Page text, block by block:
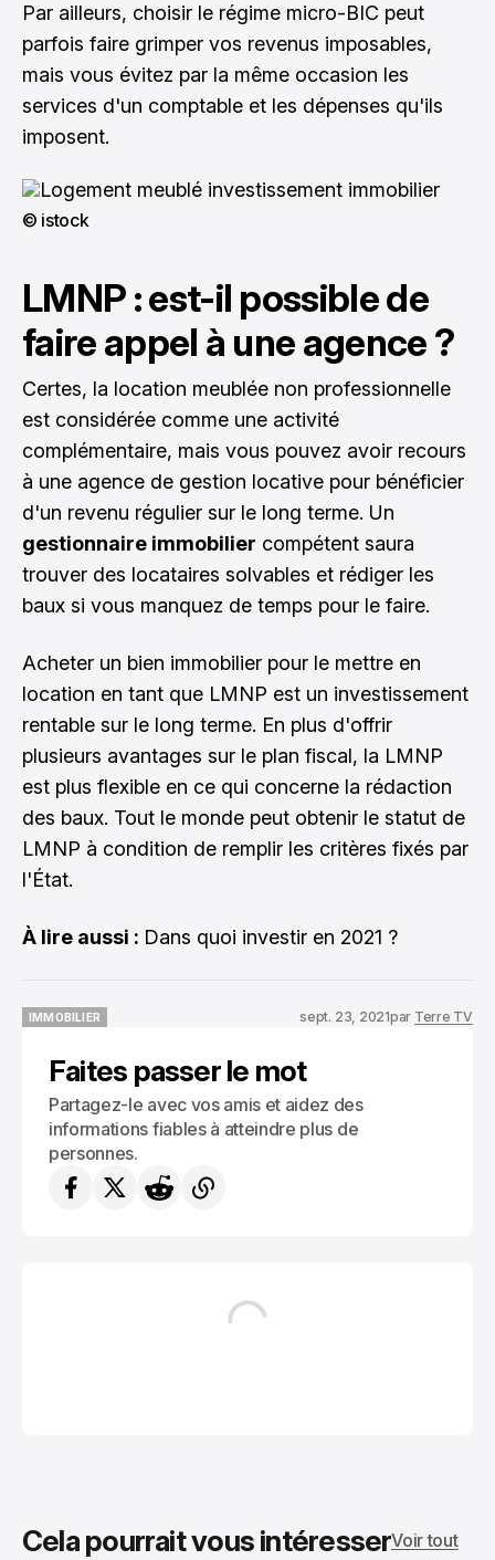
Par ailleurs, choisir le régime micro-BIC peut
parfois faire grimper vos revenus imposables,
mais vous évitez par la même occasion les
services d'un comptable et les dépenses qu'ils
imposent.
© istock
LMNP : est-il possible de
faire appel à une agence ?
Certes, la location meublée non professionnelle
est considérée comme une activité
complémentaire, mais vous pouvez avoir recours
à une agence de gestion locative pour bénéficier
d'un revenu régulier sur le long terme. Un
gestionnaire immobilier compétent saura
trouver des locataires solvables et rédiger les
baux si vous manquez de temps pour le faire.
Acheter un bien immobilier pour le mettre en
location en tant que LMNP est un investissement
rentable sur le long terme. En plus d'offrir
plusieurs avantages sur le plan fiscal, la LMNP
est plus flexible en ce qui concerne la rédaction
des baux. Tout le monde peut obtenir le statut de
LMNP à condition de remplir les critères fixés par
l'État.
À lire aussi : Dans quoi investir en 2021 ?
IMMOBILIER
sept. 23, 2021par Terre TV
Faites passer le mot
Partagez-le avec vos amis et aidez des
informations fiables à atteindre plus de
personnes.
Cela pourrait vous intéresserVoir tout